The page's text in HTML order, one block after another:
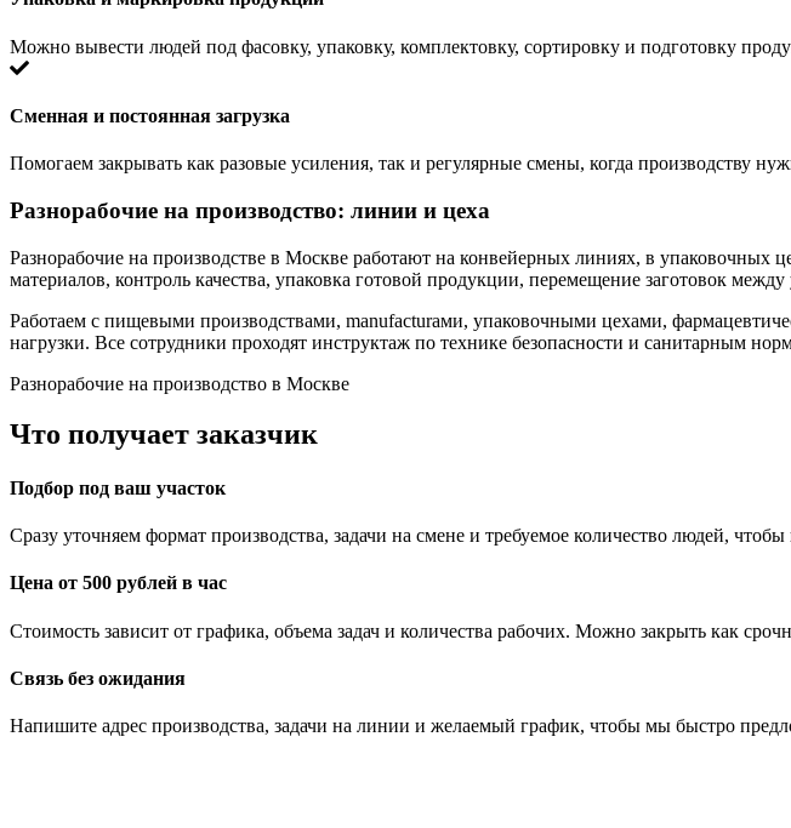
Можно вывести людей под фасовку, упаковку, комплектовку, сортировку и подготовку
Сменная и постоянная загрузка
Помогаем закрывать как разовые усиления, так и регулярные смены, когда производству
Разнорабочие на производство: линии и цеха
Разнорабочие на производстве в Москве работают на конвейерных линиях, в
материалов, контроль качества, упаковка готовой продукции, перемещение заготовок между
Работаем с пищевыми производствами, manufacturaми, упаковочными цехами,
нагрузки. Все сотрудники проходят инструктаж по технике безопасности и санитарным
Разнорабочие на производство в Москве
Что получает заказчик
Подбор под ваш участок
Сразу уточняем формат производства, задачи на смене и требуемое количество людей,
Цена от 500 рублей в час
Стоимость зависит от графика, объема задач и количества рабочих. Можно закрыть как
Связь без ожидания
Напишите адрес производства, задачи на линии и желаемый график, чтобы мы быстро